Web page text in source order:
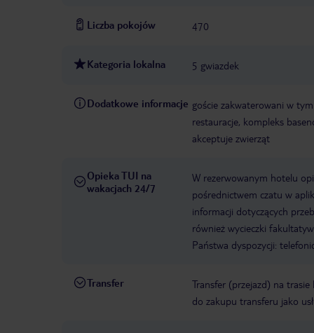
Liczba pokojów 470
Kategoria lokalna 5 gwiazdek
Dodatkowe informacje goście zakwaterowani w
restauracje, kompleks
akceptuje zwierząt
Opieka TUI na
wakacjach 24/7
W rezerwowanym hotelu
pośrednictwem czatu w
informacji dotyczących
również wycieczki
Państwa dyspozycji:
Transfer
Transfer (przejazd) na
do zakupu transferu jako